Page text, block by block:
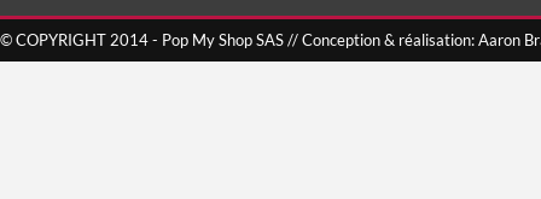
© COPYRIGHT 2014 - Pop My Shop SAS // Conception & réalisation: Aaron